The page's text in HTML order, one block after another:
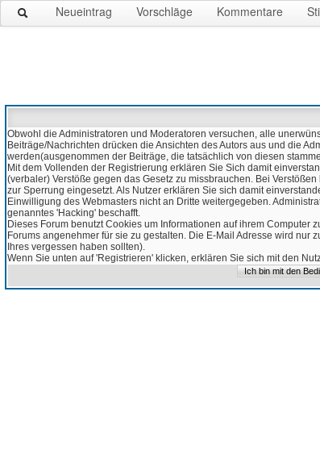
Neueintrag Vorschläge Kommentare
Obwohl die Administratoren und Moderatoren versuchen, alle
Beiträge/Nachrichten drücken die Ansichten des Autors aus und die
werden(ausgenommen der Beiträge, die tatsächlich von diesen
Mit dem Vollenden der Registrierung erklären Sie Sich damit
(verbaler) Verstöße gegen das Gesetz zu missbrauchen. Bei
zur Sperrung eingesetzt. Als Nutzer erklären Sie sich damit
Einwilligung des Webmasters nicht an Dritte weitergegeben.
genanntes 'Hacking' beschafft.
Dieses Forum benutzt Cookies um Informationen auf ihrem
Forums angenehmer für sie zu gestalten. Die E-Mail Adresse wird
Ihres vergessen haben sollten).
Wenn Sie unten auf 'Registrieren' klicken, erklären Sie sich mit den